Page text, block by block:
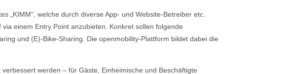
„KIMM“, welche durch diverse App- und Website-Betreiber etc.
einem Entry Point anzubieten. Konkret sollen folgende
und (E)-Bike-Sharing. Die openmobility-Plattform bildet dabei die
werden – für Gäste, Einheimische und Beschäftigte